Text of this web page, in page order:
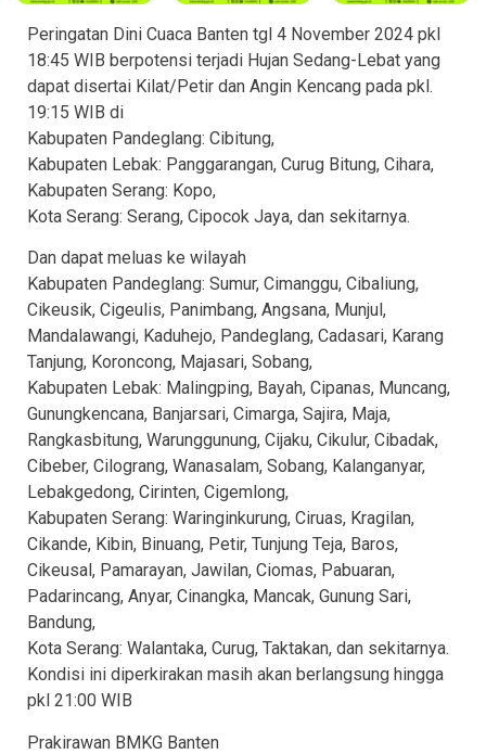
Peringatan Dini Cuaca Banten tgl 4 November 2024 pkl
18:45 WIB berpotensi terjadi Hujan Sedang-Lebat yang
dapat disertai Kilat/Petir dan Angin Kencang pada pkl.
19:15 WIB di
Kabupaten Pandeglang: Cibitung,
Kabupaten Lebak: Panggarangan, Curug Bitung, Cihara,
Kabupaten Serang: Kopo,
Kota Serang: Serang, Cipocok Jaya, dan sekitarnya.
Dan dapat meluas ke wilayah
Kabupaten Pandeglang: Sumur, Cimanggu, Cibaliung,
Cikeusik, Cigeulis, Panimbang, Angsana, Munjul,
Mandalawangi, Kaduhejo, Pandeglang, Cadasari, Karang
Tanjung, Koroncong, Majasari, Sobang,
Kabupaten Lebak: Malingping, Bayah, Cipanas, Muncang,
Gunungkencana, Banjarsari, Cimarga, Sajira, Maja,
Rangkasbitung, Warunggunung, Cijaku, Cikulur, Cibadak,
Cibeber, Cilograng, Wanasalam, Sobang, Kalanganyar,
Lebakgedong, Cirinten, Cigemlong,
Kabupaten Serang: Waringinkurung, Ciruas, Kragilan,
Cikande, Kibin, Binuang, Petir, Tunjung Teja, Baros,
Cikeusal, Pamarayan, Jawilan, Ciomas, Pabuaran,
Padarincang, Anyar, Cinangka, Mancak, Gunung Sari,
Bandung,
Kota Serang: Walantaka, Curug, Taktakan, dan sekitarnya.
Kondisi ini diperkirakan masih akan berlangsung hingga
pkl 21:00 WIB
Prakirawan BMKG Banten